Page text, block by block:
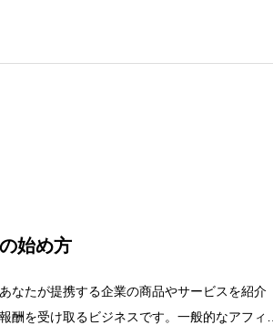
始め方
なたが提携する企業の商品やサービスを紹介
酬を受け取るビジネスです。一般的なアフィリ